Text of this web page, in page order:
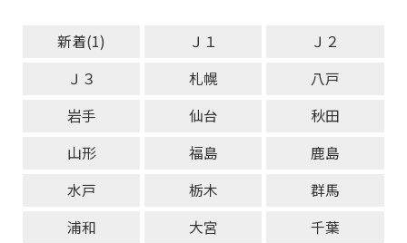
新着(1) Ｊ１
Ｊ２
Ｊ３
札幌
八戸
岩手
仙台
秋田
山形
福島
鹿島
水戸
栃木
群馬
浦和
大宮
千葉